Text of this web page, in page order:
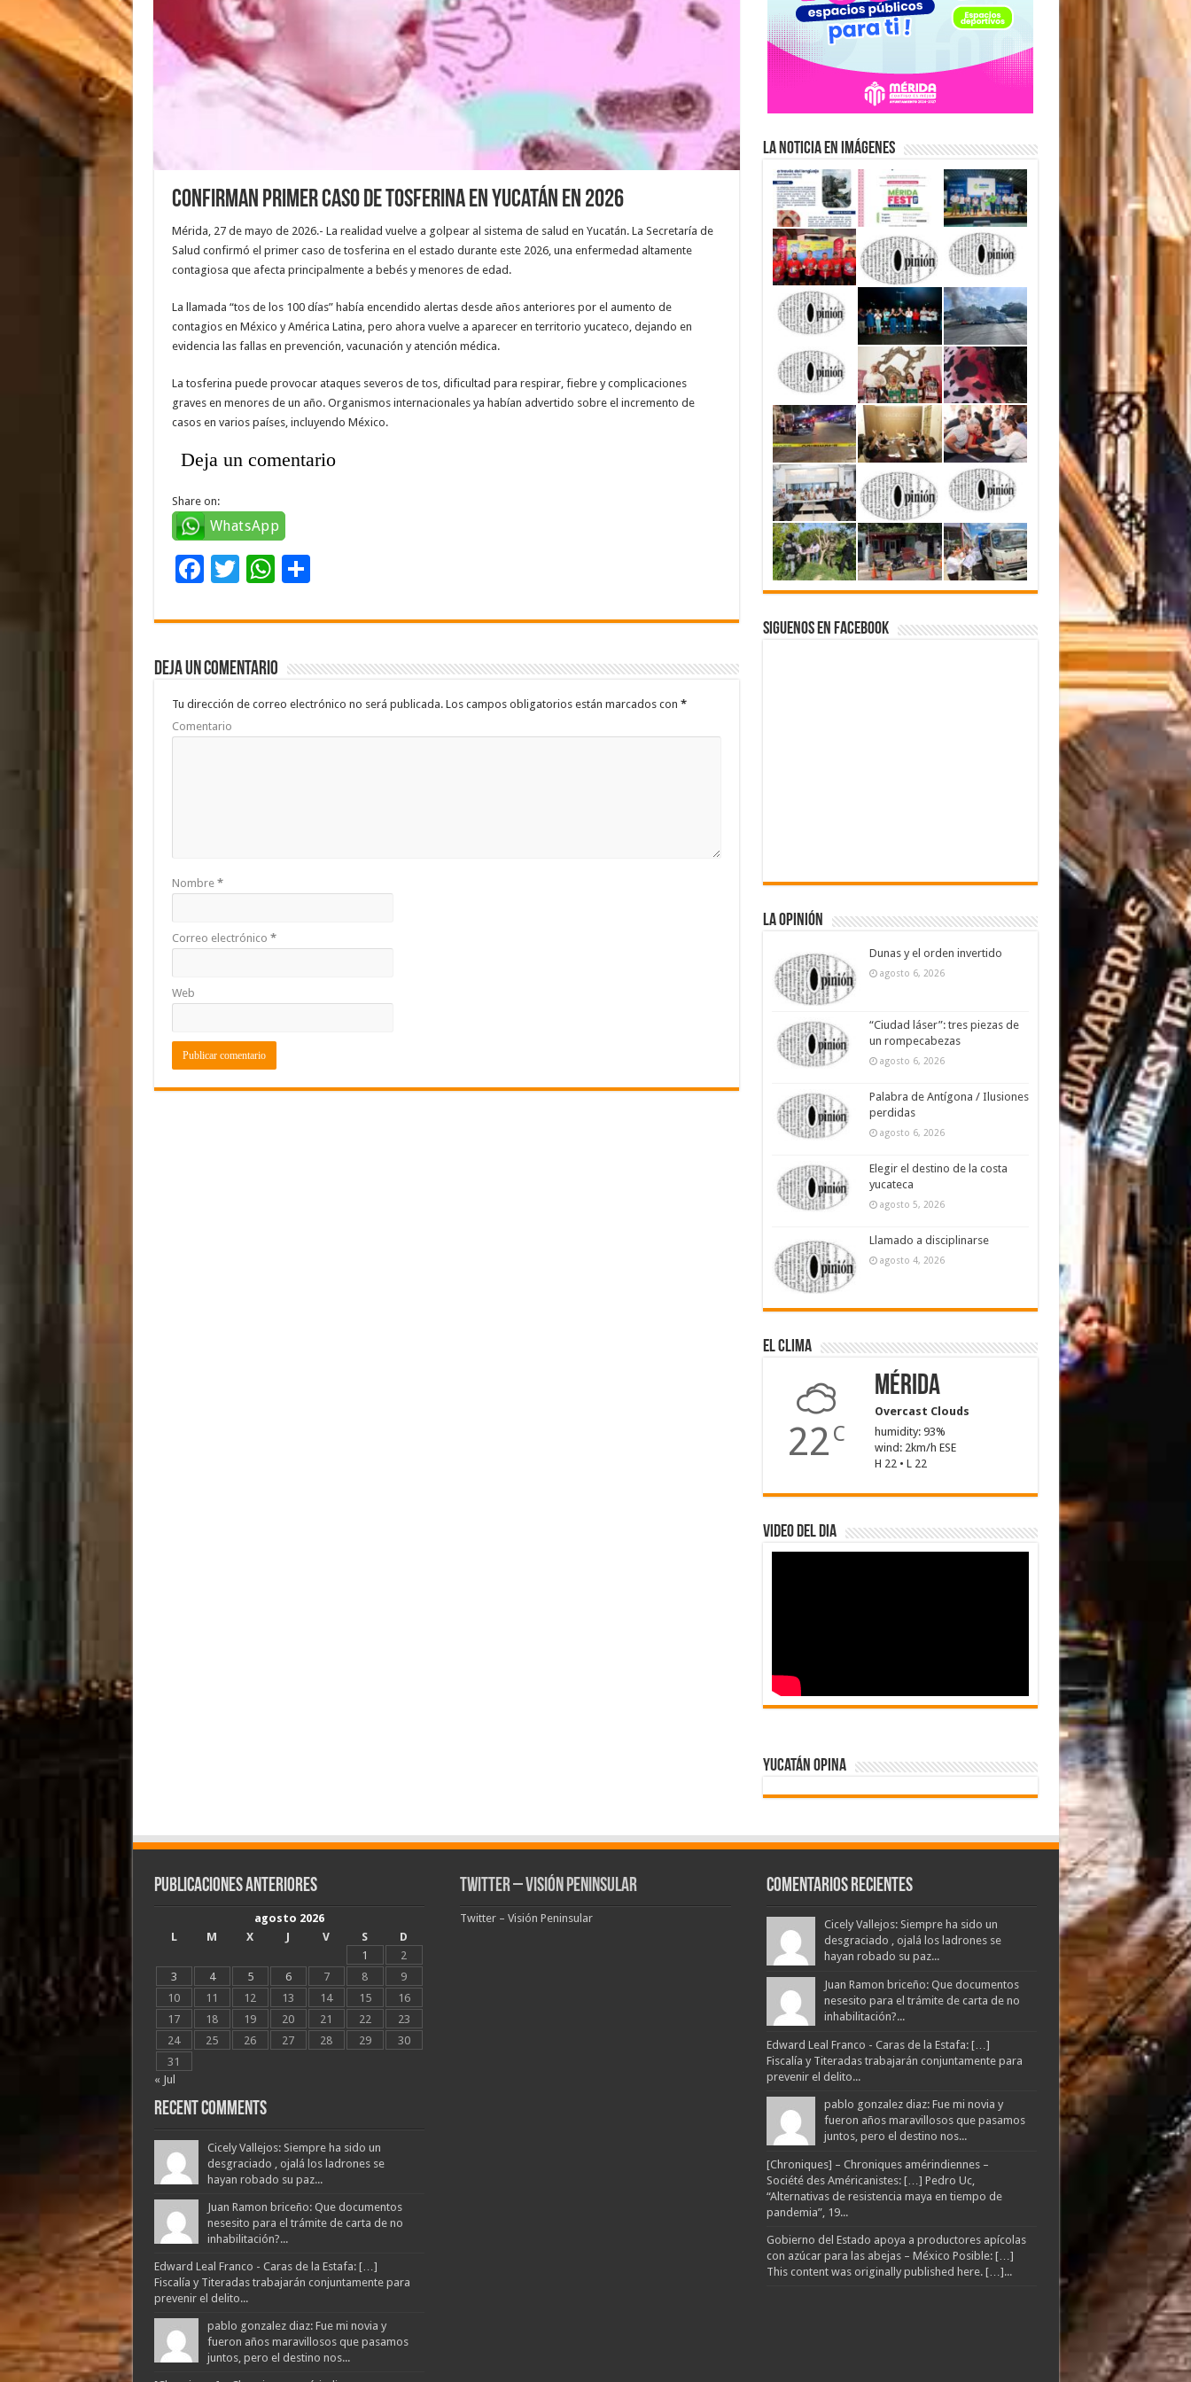
Confirman primer caso de Tosferina en Yucatán en 2026
Mérida, 27 de mayo de 2026.- La realidad vuelve a golpear al sistema de salud en Yucatán. La Secretaría de
Salud confirmó el primer caso de tosferina en el estado durante este 2026, una enfermedad altamente
contagiosa que afecta principalmente a bebés y menores de edad.
La llamada “tos de los 100 días” había encendido alertas desde años anteriores por el aumento de
contagios en México y América Latina, pero ahora vuelve a aparecer en territorio yucateco, dejando en
evidencia las fallas en prevención, vacunación y atención médica.
La tosferina puede provocar ataques severos de tos, dificultad para respirar, fiebre y complicaciones
graves en menores de un año. Organismos internacionales ya habían advertido sobre el incremento de
casos en varios países, incluyendo México.
Deja un comentario
Share on:
WhatsApp
F
e
b
o
o
k
T
tt
er
W
at
sA
p
p
C
m
ar
ti
r
Deja un comentario
Tu dirección de correo electrónico no será publicada.Los campos obligatorios están marcados con *
Comentario
Nombre *
Correo electrónico *
Web
La Noticia en Imágenes
Siguenos en Facebook
La Opinión
Dunas y el orden invertido
agosto 6, 2026
“Ciudad láser”: tres piezas de
un rompecabezas
agosto 6, 2026
Palabra de Antígona / Ilusiones
perdidas
agosto 6, 2026
Elegir el destino de la costa
yucateca
agosto 5, 2026
Llamado a disciplinarse
agosto 4, 2026
El Clima
22 C
Mérida
Overcast Clouds
humidity: 93%
wind: 2km/h ESE
H 22 • L 22
Video del dia
Yucatán Opina
Publicaciones Anteriores
agosto 2026
L
M X J V S
D
1
2
3
4 5 6 7 8
9
10
11 12 13 14 15
16
17
18 19 20 21 22
23
24
25 26 27 28 29
30
31
« Jul
Recent Comments
Cicely Vallejos: Siempre ha sido un
desgraciado , ojalá los ladrones se
hayan robado su paz...
Juan Ramon briceño: Que documentos
nesesito para el trámite de carta de no
inhabilitación?...
Edward Leal Franco - Caras de la Estafa: […]
Fiscalía y Titeradas trabajarán conjuntamente para
prevenir el delito...
pablo gonzalez diaz: Fue mi novia y
fueron años maravillosos que pasamos
juntos, pero el destino nos...
Twitter – Visión Peninsular
Twitter – Visión Peninsular
Comentarios Recientes
Cicely Vallejos: Siempre ha sido un
desgraciado , ojalá los ladrones se
hayan robado su paz...
Juan Ramon briceño: Que documentos
nesesito para el trámite de carta de no
inhabilitación?...
Edward Leal Franco - Caras de la Estafa: […]
Fiscalía y Titeradas trabajarán conjuntamente para
prevenir el delito...
pablo gonzalez diaz: Fue mi novia y
fueron años maravillosos que pasamos
juntos, pero el destino nos...
[Chroniques] – Chroniques amérindiennes –
Société des Américanistes: […] Pedro Uc,
“Alternativas de resistencia maya en tiempo de
pandemia”, 19...
Gobierno del Estado apoya a productores apícolas
con azúcar para las abejas – México Posible: […]
This content was originally published here. […]...